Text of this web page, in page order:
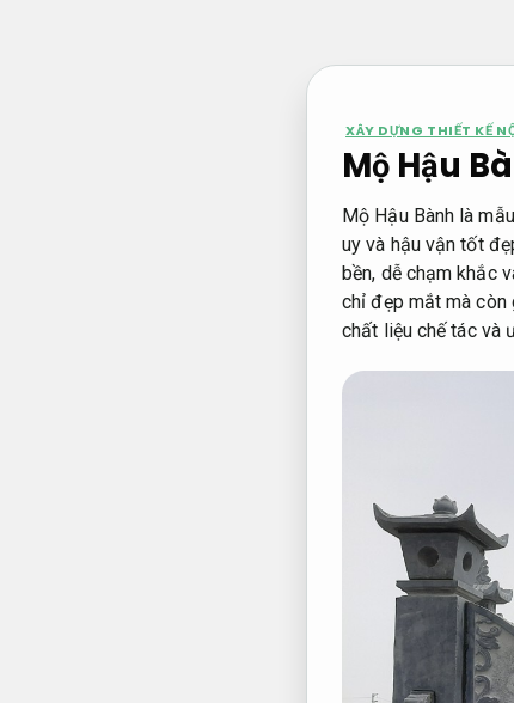
XÂY DỰNG THIẾT KẾ
Mộ Hậu
Mộ Hậu Bành là
uy và hậu vận tốt
bền, dễ chạm khắc
chỉ đẹp mắt mà còn
chất liệu chế tác và